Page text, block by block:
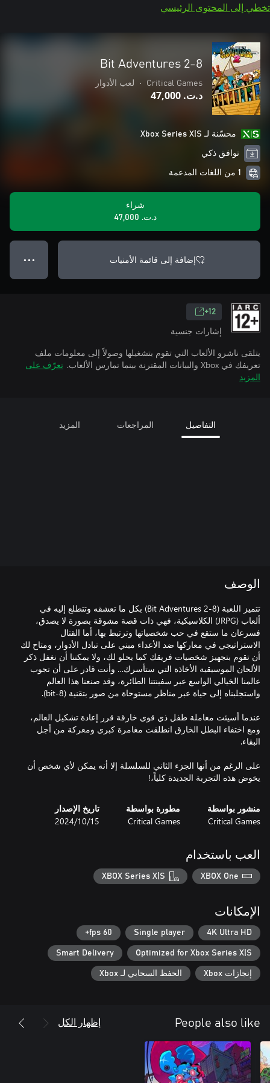
تخطي إلى المحتوى الرئيسي
8-Bit Adventures 2
Critical Games
• لعب الأدوار
د.ت.‏ 47,000
محسّنة لـ Xbox Series X|S
توافق ذكي
1 من اللغات المدعمة
شراء
د.ت.‏ 47,000
إضافة إلى قائمة الأمنيات ● ● ●
12+
إشارات جنسية
يتلقى ناشرو الألعاب التي تقوم بتشغيلها وصولاً إلى معلومات ملف
تعريفك في Xbox والبيانات المقترنة بينما تمارس الألعاب.
تعرّف على
المزيد
التفاصيل المراجعات المزيد
الوصف
تتميز اللعبة (8-Bit Adventures 2) بكل ما تعشقه وتتطلع إليه في
ألعاب (JRPG) الكلاسيكية، فهي ذات قصة مشوقة بصورة لا يصدق،
فسرعان ما ستقع في حب شخصياتها وترتبط بها، أما القتال
الاستراتيجي في معاركها ضد الأعداء مبني على تبادل الأدوار، ومتاح لك
أن تقوم بتجهيز شخصيات فريقك كما يحلو لك، ولا يمكننا أن نغفل ذكر
الألحان الموسيقية الأخاذة التي ستأسرك… وأنت قادر على أن تجوب
عالمنا الخيالي الواسع عبر سفينتنا الطائرة، وقد صنعنا هذا العالم
عندما أسيئت معاملة طفل ذي قوى خارقة قرر إعادة تشكيل العالم،
ومع اختفاء البطل الخارق انطلقت مغامرة كبرى ومعركة من أجل
على الرغم من أنها الجزء الثاني للسلسلة إلا أنه يمكن لأي شخص أن
يخوض هذه التجربة الجديدة كلياً،!
منشور بواسطة
Critical Games
مطورة بواسطة
Critical Games
تاريخ الإصدار
15‏/10‏/2024
العب باستخدام
XBOX One
XBOX Series X|S
الإمكانات
4K Ultra HD
Single player
60 fps+
Optimized for Xbox Series X|S
Smart Delivery
إنجازات Xbox الحفظ السحابي لـ Xbox
People also like إظهار الكل